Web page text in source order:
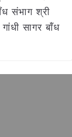
संभाग श्री
सागर बॉंध